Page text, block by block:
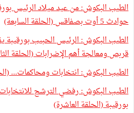
الطيب البكوش: من عيد ميلاد الرئيس
حوادث 5 أوت بصفاقس (الحلقة السابعة)
الطيب البكوش: الرئيس الحبيب بورقيبة
قربص ومعالجة أهم الإضرابات (الحلقة
الطيب البكوش: انتخابات ومحاكمات...
الطيب البكوش: رفضي الترشح
بورقيبة (الحلقة العاشرة)